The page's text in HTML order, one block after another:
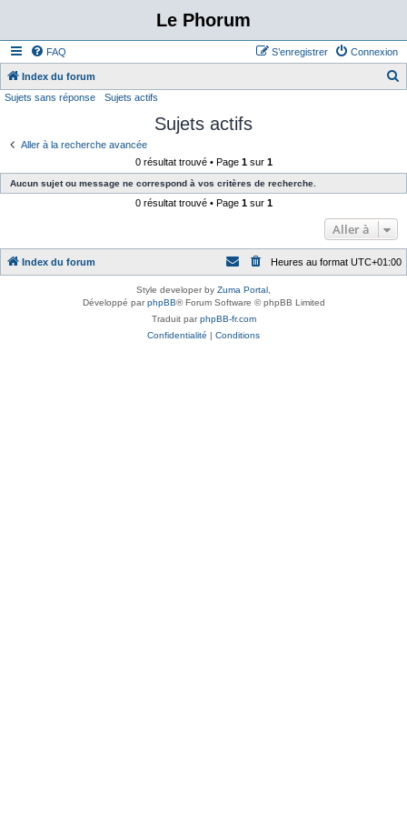
Le Phorum
FAQ Connexion
S’enregistrer
Index du forum
e
Sujets sans réponse Sujets actifs
Sujets actifs
Aller à la recherche avancée
0 résultat trouvé • Page 1sur 1
Aucun sujet ou message ne correspond à vos critères de recherche.
0 résultat trouvé • Page 1sur 1
Aller à
Index du forum Heures au format UTC+01:00
Style developer by Zuma Portal
Développé parphpBB® Forum Software © phpBB Limited
Traduit parphpBB-fr.com
Confidentialité | Conditions